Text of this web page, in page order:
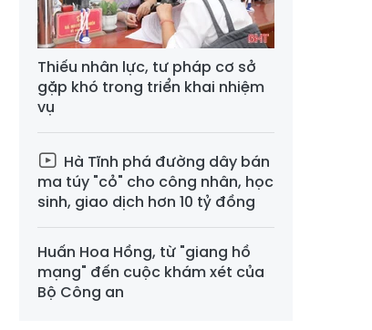
Thiếu nhân lực, tư pháp cơ sở
gặp khó trong triển khai nhiệm
vụ
Hà Tĩnh phá đường dây bán
ma túy "cỏ" cho công nhân, học
sinh, giao dịch hơn 10 tỷ đồng
Huấn Hoa Hồng, từ "giang hồ
mạng" đến cuộc khám xét của
Bộ Công an